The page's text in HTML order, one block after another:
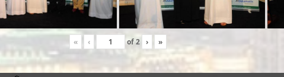
« ‹ of2 › »